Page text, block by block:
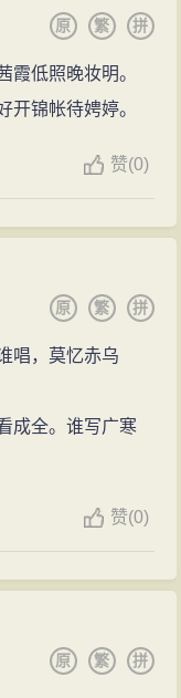
谕的潜江人郭美
诗，称道其学问
曹禺叔高祖万
为樊增祥的官场
攻词章之学，要
增祥在社会中立
增祥30岁时，第
诗词，分上下两卷
文学家李慈铭、
词唱和，“文宴无
《水淅集》等7部
拼
繁
原
霞低照晚妆明。
开锦帐待娉婷。
赞(0)
拼
繁
原
唱，莫忆赤乌
成全。谁写广寒
赞(0)
拼
繁
原